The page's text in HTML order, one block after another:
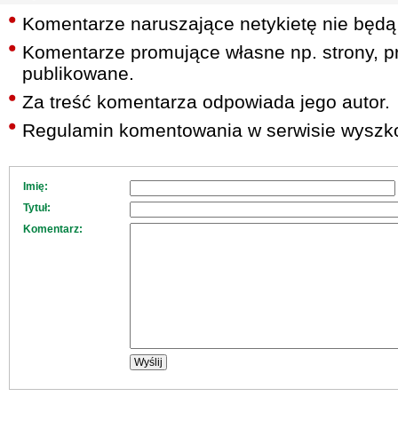
Komentarze naruszające netykietę nie
Komentarze promujące własne np. strony,
publikowane.
Za treść komentarza odpowiada jego autor.
Regulamin komentowania w serwisie
Imię:
Tytuł:
Komentarz: